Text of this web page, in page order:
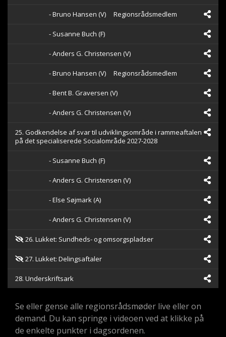
- Bruno Hansen (V) Regionsrådsmedlem
- Susanne Buch (F)
- Anders G. Christensen (V)
- Bruno Hansen (V) Regionsrådsmedlem
- Bent B. Graversen (V)
- Anders G. Christensen (V)
25. Godkendelse af svar til udviklingsområde i rammeaftalen
på det specialiserede Socialområde 2027-2028
- Susanne Buch (F)
- Anders G. Christensen (V)
- Else Søjmark (A)
- Anders G. Christensen (V)
26. Lukket: Sundheds- og omsorgspladser
27. Lukket: Delingsaftaler
28. Underskriftsark
Se eller gense alle regionsrådsmøder live eller on
demand. Du kan springe i videoen ved at klikke på
de enkelte punkter i dagsordenen.